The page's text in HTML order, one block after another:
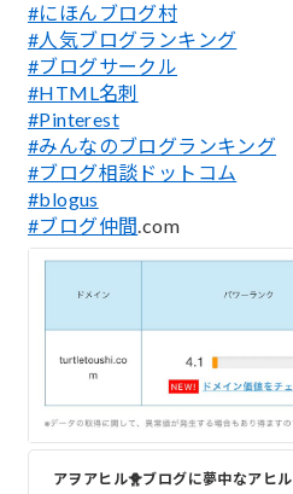
#にほんブログ村
#人気ブログランキング
#ブログサークル
#HTML名刺
#Pinterest
#みんなのブログランキング
#ブログ相談ドットコム
#blogus
#ブログ仲間.com
アヲアヒル🐥ブログに夢中なアヒル